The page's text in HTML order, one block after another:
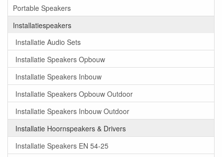
Portable Speakers
Installatiespeakers
Installatie Audio Sets
Installatie Speakers Opbouw
Installatie Speakers Inbouw
Installatie Speakers Opbouw Outdoor
Installatie Speakers Inbouw Outdoor
Installatie Hoornspeakers & Drivers
Installatie Speakers EN 54-25